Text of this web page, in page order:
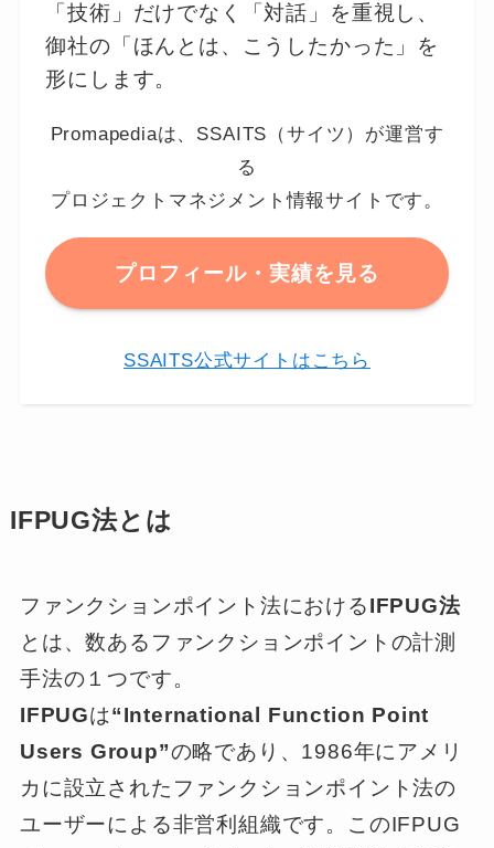
「技術」だけでなく「対話」を重視し、
御社の「ほんとは、こうしたかった」を
形にします。
Promapediaは、SSAITS（サイツ）が運営す
る
プロジェクトマネジメント情報サイトです。
プロフィール・実績を見る
SSAITS公式サイトはこちら
IFPUG法とは
ファンクションポイント法におけるIFPUG法
とは、数あるファンクションポイントの計測
手法の１つです。
IFPUGは“International Function Point
Users Group”の略であり、1986年にアメリ
カに設立されたファンクションポイント法の
ユーザーによる非営利組織です。このIFPUG